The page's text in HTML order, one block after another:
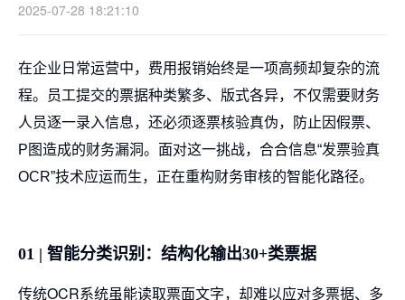
2025-07-28 18:21:10
在企业日常运营中，费用报销始终是一项高频却复杂的流
程。员工提交的票据种类繁多、版式各异，不仅需要财务
人员逐一录入信息，还必须逐票核验真伪，防止因假票、
P图造成的财务漏洞。面对这一挑战，合合信息“发票验真
OCR”技术应运而生，正在重构财务审核的智能化路径。
01 | 智能分类识别：结构化输出30+类票据
传统OCR系统虽能读取票面文字，却难以应对多票据、多